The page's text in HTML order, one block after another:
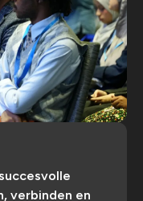
verbinden en